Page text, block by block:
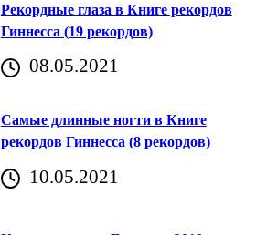
Рекордные глаза в Книге рекордов
Гиннесса (19 рекордов)
08.05.2021
Самые длинные ногти в Книге
рекордов Гиннесса (8 рекордов)
10.05.2021